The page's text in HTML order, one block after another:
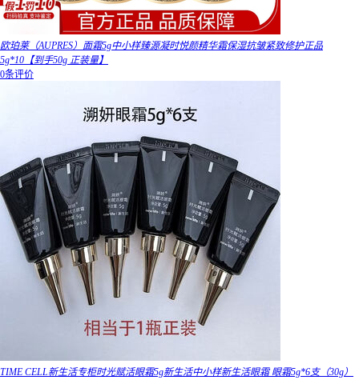
欧珀莱（AUPRES）面霜5g中小样臻源凝时悦颜精华霜保湿抗皱紧致修护正品
5g*10【到手50g 正装量】
0条评价
TIME CELL新生活专柜时光赋活眼霜5g新生活中小样新生活眼霜 眼霜5g*6支（30g）